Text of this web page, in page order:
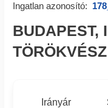
Ingatlan azonosító:
BUDAPEST,
TÖRÖKVÉSZ
Irányár